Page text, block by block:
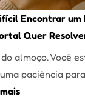
Encontrar um
Quer
almoço. Você
paciência
: